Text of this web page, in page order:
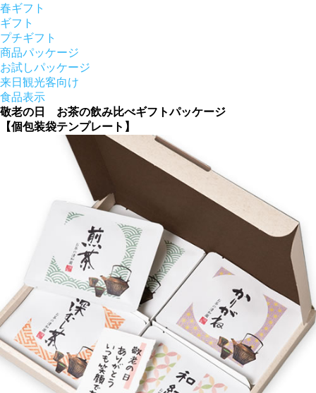
春ギフト
ギフト
プチギフト
商品パッケージ
お試しパッケージ
来日観光客向け
食品表示
敬老の日 お茶の飲み比べギフトパッケージ
【個包装袋テンプレート】